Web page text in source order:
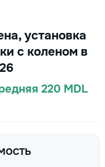
установка
с коленом в
220 MDL